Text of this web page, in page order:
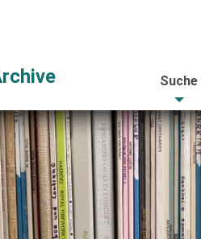
Suche